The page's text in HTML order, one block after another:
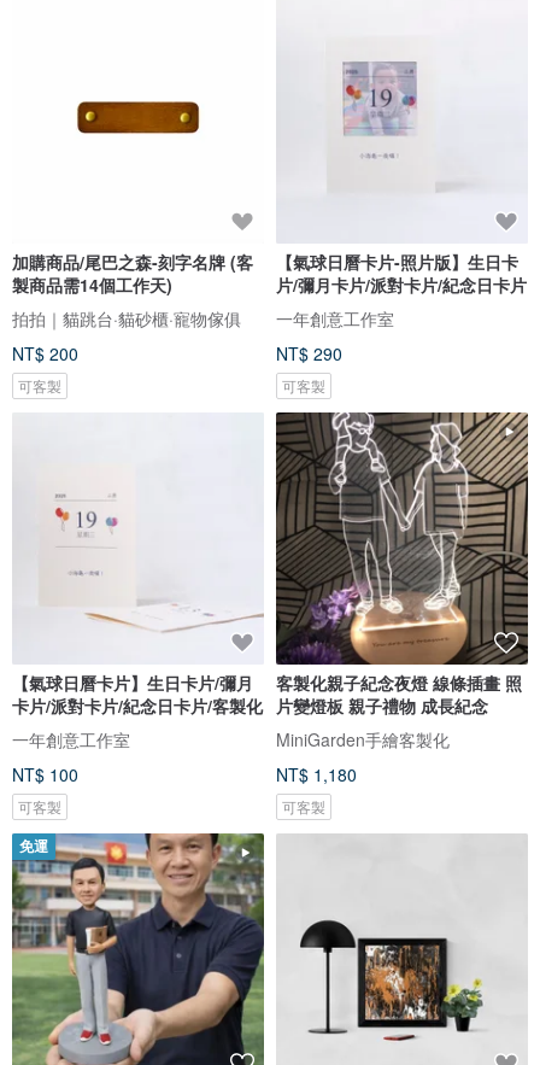
加購商品/尾巴之森-刻字名牌 (客
製商品需14個工作天)
拍拍｜貓跳台·貓砂櫃·寵物傢俱
NT$ 200
可客製
【氣球日曆卡片-照片版】生日卡
片/彌月卡片/派對卡片/紀念日卡片
一年創意工作室
NT$ 290
可客製
【氣球日曆卡片】生日卡片/彌月
卡片/派對卡片/紀念日卡片/客製化
一年創意工作室
NT$ 100
可客製
客製化親子紀念夜燈 線條插畫 照
片變燈板 親子禮物 成長紀念
MiniGarden手繪客製化
NT$ 1,180
可客製
免運